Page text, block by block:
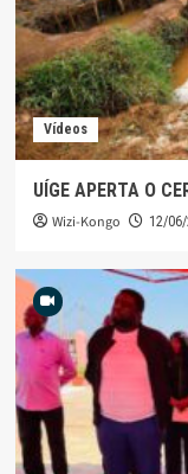
Vídeos
UÍGE APERTA O
Wizi-Kongo 12/